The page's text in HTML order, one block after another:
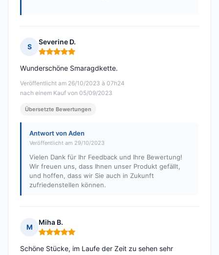
S
Severine D.
Hinweis: 5 von 5
Veröffentlicht am 26/10/2023 à 07h24
nach einem Kauf von 05/09/2023
Wunderschöne Smaragdkette.
Übersetzte Bewertungen
Antwort von Aden
Veröffentlicht am 29/10/2023
Vielen Dank für Ihr Feedback und Ihre Bewertung!
Wir freuen uns, dass Ihnen unser Produkt gefällt,
und hoffen, dass wir Sie auch in Zukunft
zufriedenstellen können.
M
Miha B.
Hinweis: 5 von 5
Schöne Stücke, im Laufe der Zeit zu sehen sehr